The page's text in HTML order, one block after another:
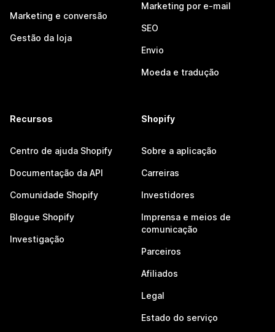
Marketing e conversão
Gestão da loja
Marketing por e-mail
SEO
Envio
Moeda e tradução
Recursos
Centro de ajuda Shopify
Documentação da API
Comunidade Shopify
Blogue Shopify
Investigação
Shopify
Sobre a aplicação
Carreiras
Investidores
Imprensa e meios de
comunicação
Parceiros
Afiliados
Legal
Estado do serviço